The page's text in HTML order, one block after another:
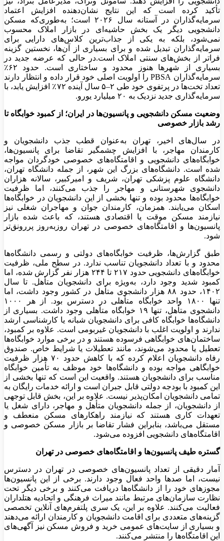
تأکید کرده است که این نتایج نشان‌دهنده افزایش اعتماد
سرمایه‌گذاران در آستانه سال ۲۰۲۶ است؛ به‌طوری‌که مسکن
دانشجویی دیگر یک بخش حاشیه‌ای در بازار املاک محسوب
نمی‌شود، بلکه به یکی از جذاب‌ترین کلاس‌های دارایی برای
سرمایه‌گذاران تبدیل شده و برای بسیاری از آن‌ها، نخستین گزینه
فراتر از بخش‌های سنتی املاک است.در حالی که عرضه جدید در
بسیاری از شهرها هنوز محدود و ساختاری است. حدود ۶۲٪
سرمایه‌گذاران PBSA را اولویت اصلی خود قرار داده و انتظار دارند
تعداد تخت‌ها در پرتفوی خود طی ۲–۵ سال آینده ۷۲٪ افزایش یابد، با
سرمایه‌گذاری جدید نزدیک به ۲۰ میلیارد یورو.
وضعیت مسکن دانشجویی و پانسیون‌ها در ایران؛ از کمبود خوابگاه تا
رشد بازار خصوصی
در سال‌های اخیر، تهران به‌عنوان قطب جذب دانشجویان و
کارمندان مهاجر، با افزایش چشمگیر تقاضا برای پانسیون‌ها،
خوابگاه‌های دانشجویی و اقامتگاه‌های خصوصی خودگردان مواجه
شده است. دانشگاه‌های بزرگ این شهر، از جمله دانشگاه تهران،
دانشگاه علوم پزشکی تهران، شریف و امیرکبیر، سالانه هزاران
دانشجوی شهرستانی و مهاجر را جذب می‌کنند، اما ظرفیت
خوابگاه‌ها محدود بوده و تنها بخشی از این دانشجویان در خوابگاه‌ها
اسکان می‌یابند. همزمان، کارمندان جوان و مهاجران شغلی نیز
نیازمند مسکن موقت یا اقتصادی هستند، که باعث شده بازار
پانسیون‌ها و اقامتگاه‌های خصوصی در تهران روزبه‌روز پررونق‌تر
شود.
طبق گزارش‌ها، ظرفیت خوابگاه‌های دولتی و رسمی دانشگاه‌ها
محدود و با تعداد دانشجویان تناسب ندارد. در سطح ملی، ظرفیت
خوابگاه‌های دانشجویی حدود ۲۱۷ تا ۲۴۴ هزار نفر گزارش شده، اما
کمبود شدید وجود دارد، به‌ویژه برای دانشجویان متأهل. تا سال
۱۴۰۲، حدود ۸۸ هزار دانشجوی متأهل در کشور وجود داشت، اما
تنها ۱۸۰۰ واحد خوابگاه متأهلی در دسترس بود. از هر ۱۰۰۰
دانشجوی متأهل، تنها ۱۹ خوابگاه متأهلی وجود داشت. بسیاری از
دانشگاه‌ها خوابگاه کافی برای دانشجویان شبانه یا کارشناسی ارشد
ندارند و اولویت اغلب با دانشجویان غیربومی است. علاوه بر کمبود،
ساختمان‌های خوابگاهی فرسوده هستند و در برخی موارد خوابگاه‌ها
تعطیل یا محدود می‌شوند، مانند تعطیلات یا شرایط خاص. صندوق
رفاه دانشجویان اعلام کرده که با کاهش حدود ۷۰ هزار ظرفیت
خوابگاهی مواجه بوده و دانشگاه‌ها خود موظف به تأمین خوابگاه
مناسب برای دانشجویان هستند. واقعیت این است که تنها بخشی از
این کمبود با بودجه دولتی قابل جبران است و ارائه خدمات رایگان به
تمامی دانشجویان امکان‌پذیر نیست. علاوه بر این، بخش قابل توجهی
از دانشجویان، از جمله دانشجویان متأهل و مهاجر، دارای شغل یا
تعهدات کاری هستند که نیازمند راهکارهای مسکن منعطف و
مستقل می‌باشد، بنابراین فشار تقاضا بر بازار مسکن خصوصی و
اقامتگاه‌های دانشجویی افزوده می‌شود.
گستره طیف پانسیون‌ها و اقامتگاه‌های خصوصی در تهران
آمار دقیقی از تعداد پانسیون‌های خصوصی در تهران در دسترس
نیست، اما صدها واحد فعال وجود دارند. برخی از این پانسیون‌ها
مجوزهای خود را از دانشگاه‌ها دریافت می‌کنند و برخی دیگر تحت
نظارت سازمان‌های مرتبط مانند میراث فرهنگی و اتحادیه هتلداران
فعالیت می‌کنند. علاوه بر این، یک سری پلتفرم‌های آنلاین تخصصی
گزینه‌های متعددی برای اقامت دانشجویان و کارمندان ارائه می‌دهند
و بسیاری از سایت‌های عمومی خرید و فروش مسکن نیز آگهی‌های
این اقامتگاه‌ها را منتشر می‌کنند.